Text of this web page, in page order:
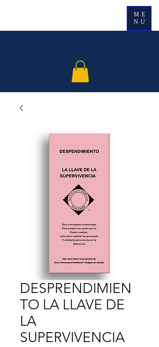
ME
NU
DESPRENDIMIEN
TO LA LLAVE DE
LA
SUPERVIVENCIA